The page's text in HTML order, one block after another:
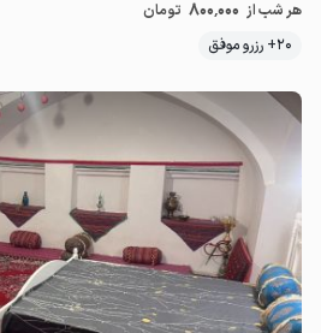
هر شب از 800٬000 تومان
20+ رزرو موفق